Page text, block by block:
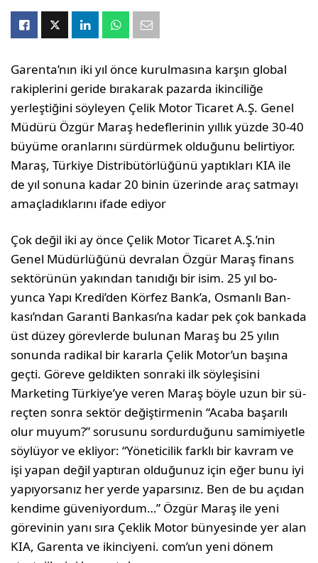
Garenta’nın iki yıl önce kurulmasına karşın global
rakiplerini geride bırakarak pazarda ikinciliğe
yerleştiğini söyleyen Çelik Motor Ticaret A.Ş. Genel
Müdürü Özgür Maraş hedeflerinin yıllık yüzde 30-40
büyüme oranlarını sürdürmek olduğunu belirtiyor.
Maraş, Türkiye Distribütörlüğünü yaptıkları KIA ile
de yıl sonuna kadar 20 binin üzerinde araç satmayı
amaçladıklarını ifade ediyor
Çok değil iki ay önce Çelik Motor Ticaret A.Ş.’nin
Genel Müdürlüğünü devralan Özgür Maraş finans
sektörünün yakından tanıdığı bir isim. 25 yıl bo­
yunca Yapı Kredi’den Körfez Bank’a, Osmanlı Ban­
kası’ndan Garanti Bankası’na kadar pek çok banka­da
üst düzey görevlerde bulunan Maraş bu 25 yılın
sonunda radikal bir kararla Çelik Motor’un başına
geçti. Göreve geldikten sonraki ilk söyleşisini
Marketing Türkiye’ye veren Maraş böyle uzun bir sü­
reçten sonra sektör değiştirmenin “Acaba başarılı
olur muyum?” sorusunu sordurduğunu samimiyetle
söylüyor ve ekliyor: “Yöne­ticilik farklı bir kavram ve
işi yapan değil yaptıran olduğunuz için eğer bunu iyi
yapıyorsanız her yerde yaparsınız. Ben de bu açıdan
kendime güveniyordum…” Özgür Maraş ile yeni
görevinin yanı sıra Çeklik Motor bünyesinde yer alan
KIA, Garenta ve ikinciyeni. com’un yeni dönem